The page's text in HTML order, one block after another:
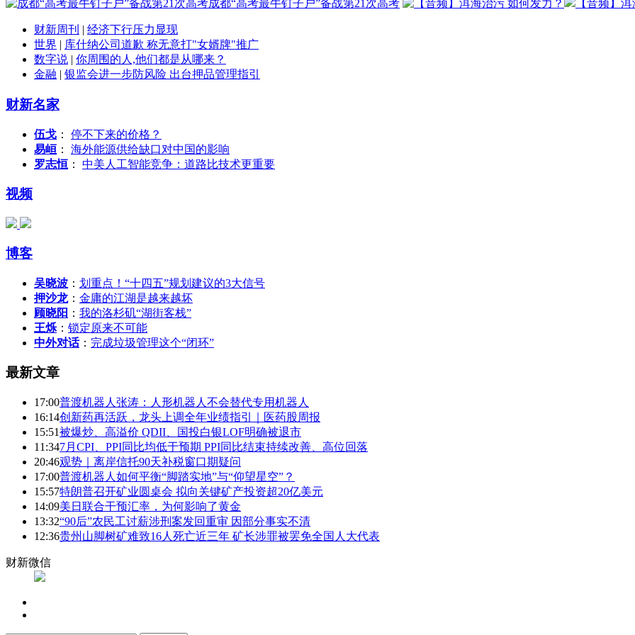
成都“高考最牛钉子户”备战第21次高考 【音频】
财新周刊 | 经济下行压力显现
世界 | 库什纳公司道歉 称无意打"女婿牌"推广
数字说 | 你周围的人,他们都是从哪来？
金融 | 银监会进一步防风险 出台押品管理指引
财新名家
伍戈 ： 停不下来的价格？
易峘 ： 海外能源供给缺口对中国的影响
罗志恒 ： 中美人工智能竞争：道路比技术更重要
视频
博客
吴晓波 ： 划重点！“十四五”规划建议的3大信号
押沙龙： 金庸的江湖是越来越坏
顾晓阳 ： 我的洛杉矶“湖街客栈”
王烁 ： 锁定原来不可能
中外对话： 完成垃圾管理这个“闭环”
最新文章
17:00普渡机器人张涛：人形机器人不会替代专用机器人
16:14创新药再活跃，龙头上调全年业绩指引｜医药股周报
15:51被爆炒、高溢价 QDII、国投白银LOF明确被退市
11:347月CPI、PPI同比均低于预期 PPI同比结束持续改善、高位回落
20:46观势｜离岸信托90天补税窗口期疑问
17:00普渡机器人如何平衡“脚踏实地”与“仰望星空”？
15:57特朗普召开矿业圆桌会 拟向关键矿产投资超20亿美元
14:09美日联合干预汇率，为何影响了黄金
13:32“90后”农民工讨薪涉刑案发回重审 因部分事实不清
12:36贵州山脚树矿难致16人死亡近三年 矿长涉罪被罢免全国人大代表
财新微信